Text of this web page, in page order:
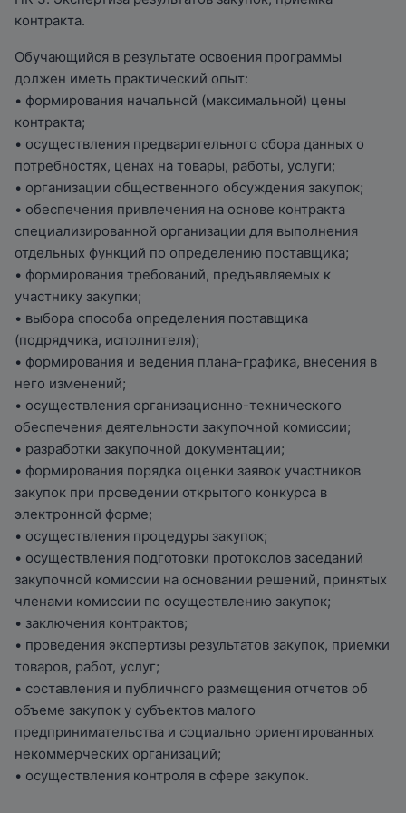
контракта.
Обучающийся в результате освоения программы
должен иметь практический опыт:
• формирования начальной (максимальной) цены
контракта;
• осуществления предварительного сбора данных о
потребностях, ценах на товары, работы, услуги;
• организации общественного обсуждения закупок;
• обеспечения привлечения на основе контракта
специализированной организации для выполнения
отдельных функций по определению поставщика;
• формирования требований, предъявляемых к
участнику закупки;
• выбора способа определения поставщика
(подрядчика, исполнителя);
• формирования и ведения плана-графика, внесения в
него изменений;
• осуществления организационно-технического
обеспечения деятельности закупочной комиссии;
• разработки закупочной документации;
• формирования порядка оценки заявок участников
закупок при проведении открытого конкурса в
электронной форме;
• осуществления процедуры закупок;
• осуществления подготовки протоколов заседаний
закупочной комиссии на основании решений, принятых
членами комиссии по осуществлению закупок;
• заключения контрактов;
• проведения экспертизы результатов закупок, приемки
товаров, работ, услуг;
• составления и публичного размещения отчетов об
объеме закупок у субъектов малого
предпринимательства и социально ориентированных
некоммерческих организаций;
• осуществления контроля в сфере закупок.